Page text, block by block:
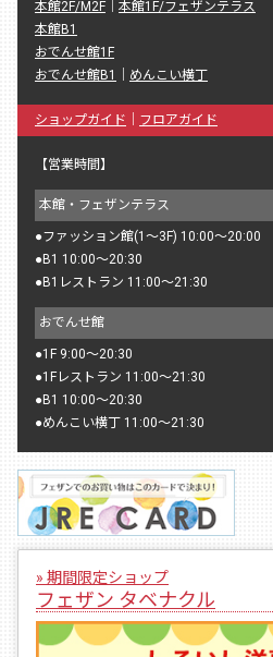
本館2F/M2F
本館1F/フェザンテラス
本館B1
おでんせ館1F
おでんせ館B1
めんこい横丁
ショップガイド フロアガイド
【営業時間】
本館・フェザンテラス
●ファッション館(1〜3F) 10:00〜20:00
●B1 10:00〜20:30
●B1レストラン 11:00〜21:30
おでんせ館
●1F 9:00〜20:30
●1Fレストラン 11:00〜21:30
●B1 10:00〜20:30
●めんこい横丁 11:00〜21:30
» 期間限定ショップ
フェザン タベナクル